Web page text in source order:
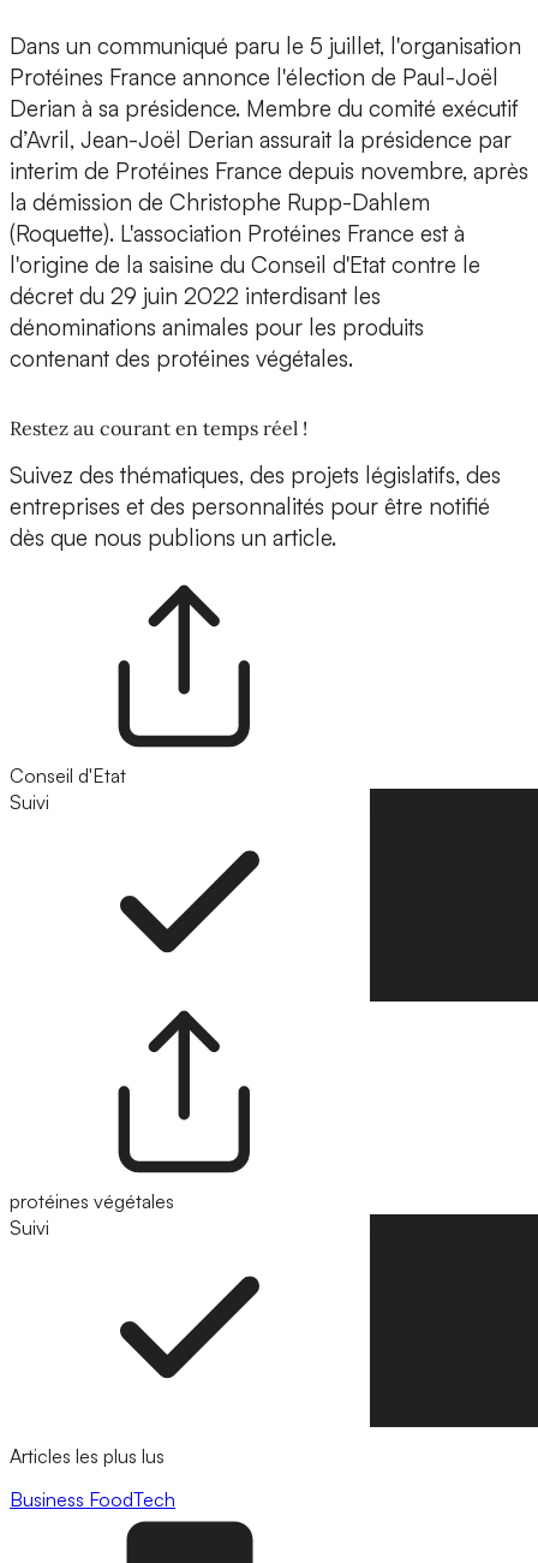
Dans un communiqué paru le 5 juillet, l'organisation
Protéines France annonce l'élection de Paul-Joël
Derian à sa présidence. Membre du comité exécutif
d’Avril, Jean-Joël Derian assurait la présidence par
interim de Protéines France depuis novembre, après
la démission de Christophe Rupp-Dahlem
(Roquette). L'association Protéines France est à
l'origine de la saisine du Conseil d'Etat contre le
décret du 29 juin 2022 interdisant les
dénominations animales pour les produits
contenant des protéines végétales.
Restez au courant en temps réel !
Suivez des thématiques, des projets législatifs, des
entreprises et des personnalités pour être notifié
dès que nous publions un article.
Conseil d'Etat
Suivi
protéines végétales
Suivi
Articles les plus lus
Business FoodTech